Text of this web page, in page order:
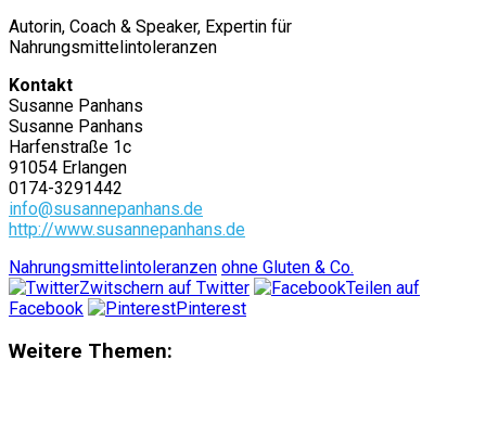
Autorin, Coach & Speaker, Expertin für
Nahrungsmittelintoleranzen
Kontakt
Susanne Panhans
Susanne Panhans
Harfenstraße 1c
91054 Erlangen
0174-3291442
info@susannepanhans.de
http://www.susannepanhans.de
Nahrungsmittelintoleranzen ohne Gluten & Co.
Zwitschern auf Twitter
Teilen auf
Facebook
Pinterest
Weitere Themen: